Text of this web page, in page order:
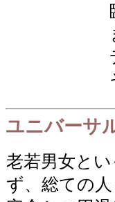
ユニバーサ
老若男女と
ず、総ての